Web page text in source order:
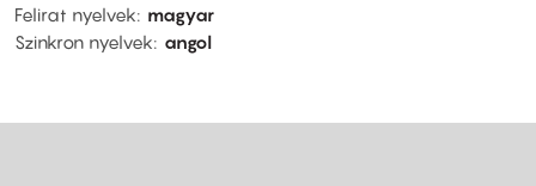
Felirat nyelvek
magyar
Szinkron nyelvek
angol